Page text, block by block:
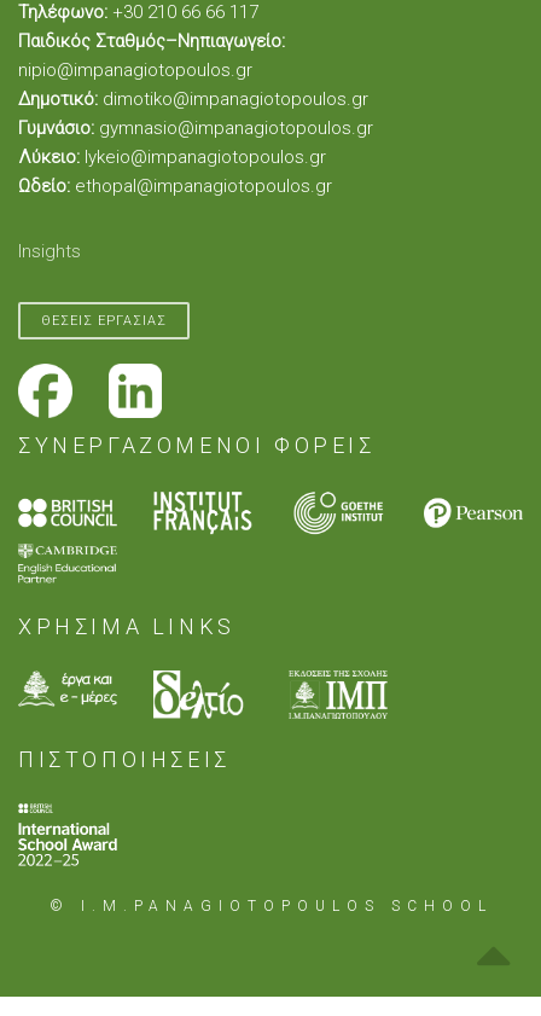
Τηλέφωνο: +30 210 66 66 117
Παιδικός Σταθμός–Νηπιαγωγείο:
nipio@impanagiotopoulos.gr
Δημοτικό: dimotiko@impanagiotopoulos.gr
Γυμνάσιο: gymnasio@impanagiotopoulos.gr
Λύκειο: lykeio@impanagiotopoulos.gr
Ωδείο: ethopal@impanagiotopoulos.gr
Insights
ΘΕΣΕΙΣ ΕΡΓΑΣΙΑΣ
ΣΥΝΕΡΓΑΖΟΜΕΝΟΙ ΦΟΡΕΙΣ
ΧΡΗΣΙΜΑ LINKS
ΠΙΣΤΟΠΟΙΗΣΕΙΣ
© I.M.PANAGIOTOPOULOS SCHOOL